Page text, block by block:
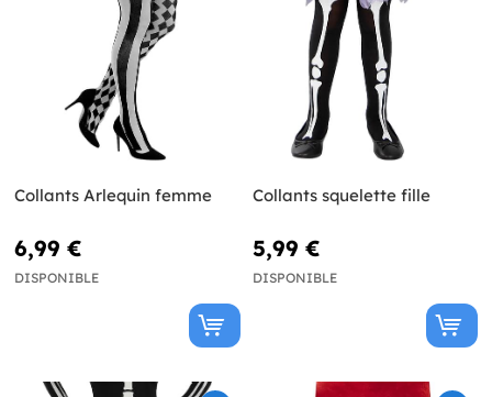
Collants Arlequin femme
6,99 €
DISPONIBLE
Collants squelette fille
5,99 €
DISPONIBLE